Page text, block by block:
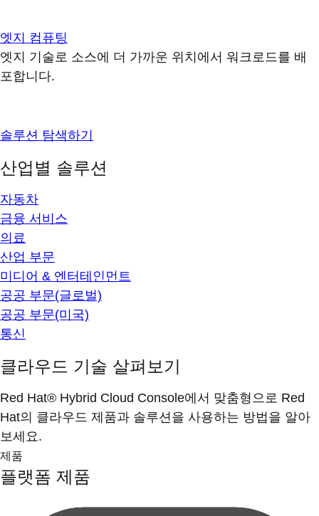
엣지 컴퓨팅
엣지 기술로 소스에 더 가까운 위치에서 워크로드를 배
포합니다.
솔루션 탐색하기
산업별 솔루션
자동차
금융 서비스
의료
산업 부문
미디어 & 엔터테인먼트
공공 부문(글로벌)
공공 부문(미국)
통신
클라우드 기술 살펴보기
Red Hat® Hybrid Cloud Console에서 맞춤형으로 Red
Hat의 클라우드 제품과 솔루션을 사용하는 방법을 알아
보세요.
제품
플랫폼 제품